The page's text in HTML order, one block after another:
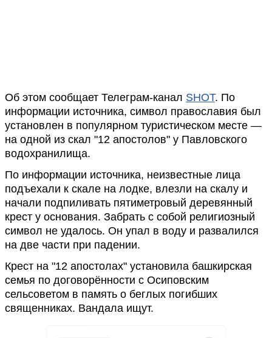
Об этом сообщает Телеграм-канал SHOT. По
информации источника, символ православия был
установлен в популярном туристическом месте —
на одной из скал "12 апостолов" у Павловского
водохранилища.
По информации источника, неизвестные лица
подъехали к скале на лодке, влезли на скалу и
начали подпиливать пятиметровый деревянный
крест у основания. Забрать с собой религиозный
символ не удалось. Он упал в воду и развалился
на две части при падении.
Крест на "12 апостолах" установила башкирская
семья по договорённости с Осиповским
сельсоветом в память о беглых погибших
священниках. Вандала ищут.